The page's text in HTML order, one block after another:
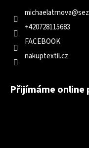
michaelatrnova@
+420728115683
FACEBOOK
nakuptextil.cz
Přijímáme online